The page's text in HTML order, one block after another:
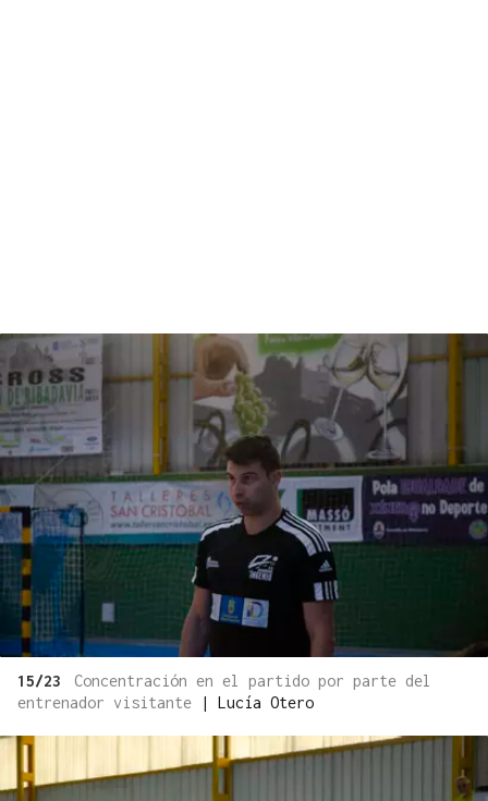
15/23
Concentración en el partido por parte del
entrenador visitante
| Lucía Otero